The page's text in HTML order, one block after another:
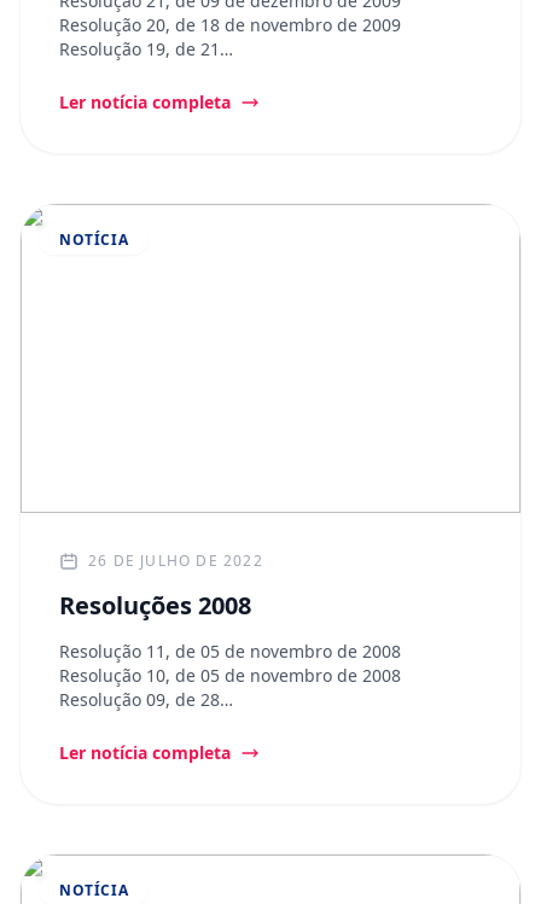
Resolução 20, de 18 de novembro de 2009
Resolução 19, de 21…
Ler notícia completa
NOTÍCIA
26 DE JULHO DE 2022
Resoluções 2008
Resolução 11, de 05 de novembro de 2008
Resolução 10, de 05 de novembro de 2008
Resolução 09, de 28…
Ler notícia completa
NOTÍCIA